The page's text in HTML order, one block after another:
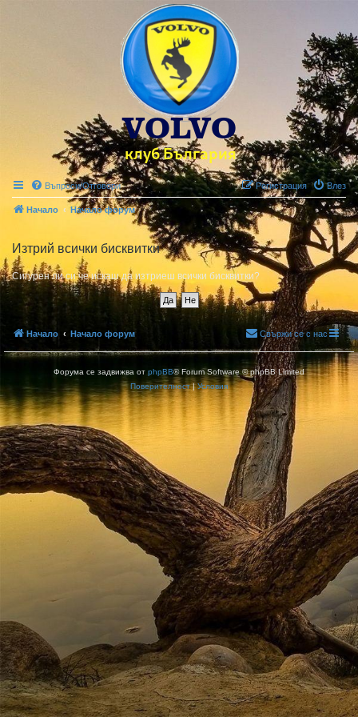
Въпроси/Отговори Влез
Регистрация
Начало Начало форум
Изтрий всички бисквитки
Сигурен ли си че искаш да изтриеш всички бисквитки?
Начало Начало форум Свържи се с нас
Форума се задвижва от phpBB® Forum Software © phpBB Limited
Поверителност|Условия